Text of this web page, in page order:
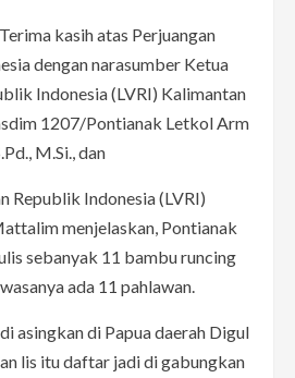
kasih atas Perjuangan
dengan narasumber Ketua
Indonesia (LVRI) Kalimantan
1207/Pontianak Letkol Arm
M.Si., dan
Republik Indonesia (LVRI)
menjelaskan, Pontianak
sebanyak 11 bambu runcing
ada 11 pahlawan.
asingkan di Papua daerah Digul
lis itu daftar jadi di gabungkan